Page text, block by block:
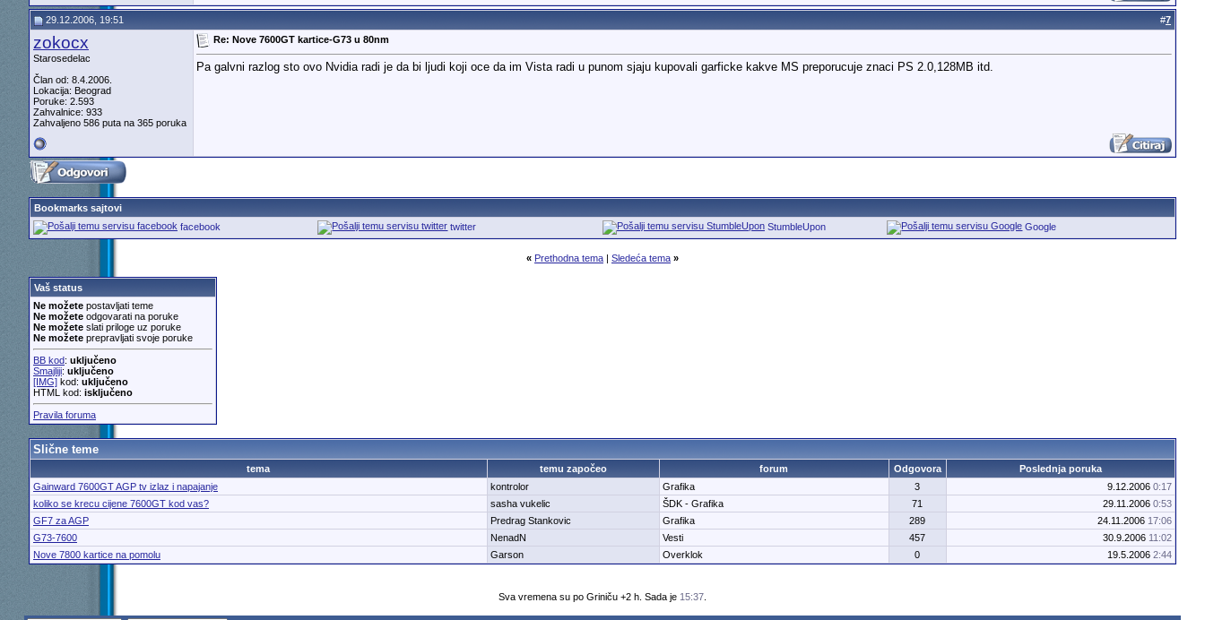
29.12.2006, 19:51 #7
zokocx
Starosedelac
Član od: 8.4.2006.
Lokacija: Beograd
Poruke: 2.593
Zahvalnice: 933
Zahvaljeno 586 puta na 365 poruka
Re: Nove 7600GT kartice-G73 u 80nm
Pa galvni razlog sto ovo Nvidia radi je da bi ljudi koji oce da im Vista radi u punom sjaju kupovali garficke kakve MS preporucuje znaci PS 2.0,128MB itd.
Bookmarks sajtovi
facebook
twitter StumbleUpon Google
« Prethodna tema| Sledeća tema »
Vaš status
Ne možetepostavljati teme
Ne možeteodgovarati na poruke
Ne možeteslati priloge uz poruke
Ne možeteprepravljati svoje poruke
BB kod: uključeno
Smajliji: uključeno
[IMG]kod: uključeno
HTML kod: isključeno
Pravila foruma
Slične teme
tema temu započeo forum Odgovora
Poslednja poruka
Gainward 7600GT AGP tv izlaz i napajanje
kontrolor Grafika 3 9.12.2006 0:17
koliko se krecu cijene 7600GT kod vas?
sasha vukelic ŠDK - Grafika 71 29.11.2006 0:53
GF7 za AGP
Predrag Stankovic Grafika 289 24.11.2006 17:06
G73-7600
NenadN Vesti 457 30.9.2006 11:02
Nove 7800 kartice na pomolu
Garson Overklok 0 19.5.2006 2:44
Sva vremena su po Griniču +2 h. Sada je 15:37.